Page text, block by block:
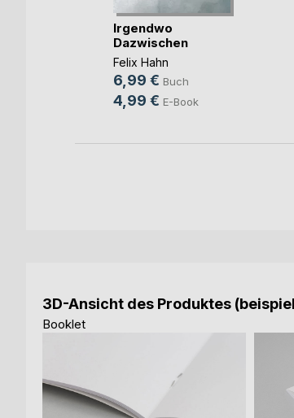
Irgendwo
Dazwischen
Felix Hahn
6,99 € Buch
4,99 € E-Book
3D-Ansicht des Produktes
Booklet